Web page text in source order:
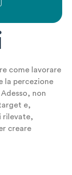
come lavorare
la percezione
non
e,
rilevate,
creare